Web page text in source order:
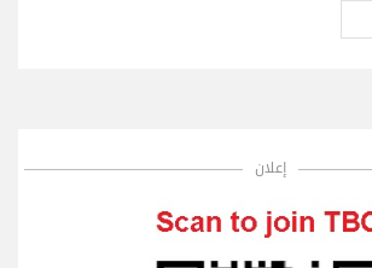
الأمس، اليوم وربّما المستقبل."خيال صحرا" هو عنوان
في كافة أنحاء العالم والذي سيجمع لأوّل
إعلان